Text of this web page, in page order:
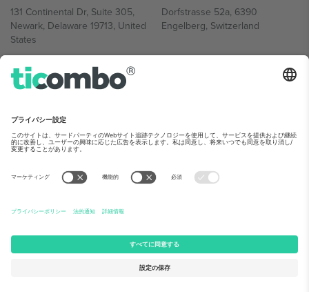
131 Continental Dr, Suite 305,
Newark, Delaware 19713, United
States
Dorfstrasse 52a, 6390
Engelberg, Switzerland
Bulgaria
Regus Sofia City West, bul
Bulgaria
Mexico
Av Chapultepec 360, Roma
Norte, Cuauhtémoc, 06700
Mexico
Platform provider legal entity might vary depending on location,
event and/or domain.詳細は各イベントページをご確認ください。,
© 2026 Ticombo. 無断転載を禁じます.